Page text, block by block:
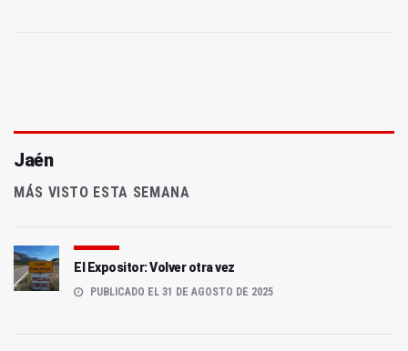
Jaén
MÁS VISTO ESTA SEMANA
El Expositor: Volver otra vez
PUBLICADO EL 31 DE AGOSTO DE 2025